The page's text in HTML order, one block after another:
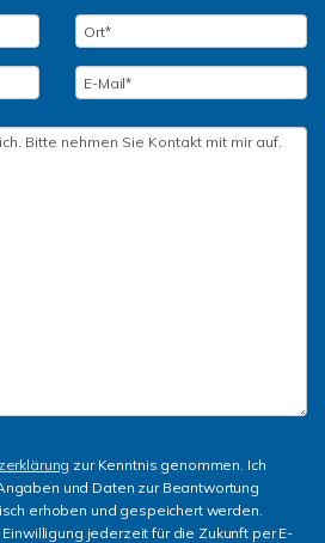
zur Kenntnis genommen. Ich
und Daten zur Beantwortung
erhoben und gespeichert werden.
Einwilligung jederzeit für die Zukunft per E-